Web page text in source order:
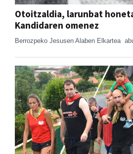
Otoitzaldia, larunbat
Kandidaren omenez
Berrozpeko Jesusen Alaben Elkartea